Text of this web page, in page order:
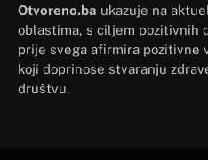
Otvoreno.ba ukazuje na
oblastima, s ciljem pozitivnih
prije svega afirmira pozitivne
koji doprinose stvaranju
društvu.